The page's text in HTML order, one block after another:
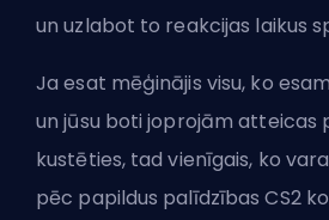
un uzlabot to reakcijas laikus
Ja esat mēģinājis visu, ko
un jūsu boti joprojām atteicas
kustēties, tad vienīgais, ko
pēc papildus palīdzības CS2